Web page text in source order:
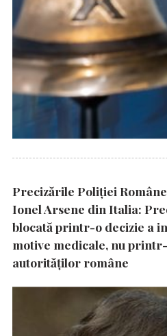
Precizările Poliţiei
Ionel Arsene din Italia:
blocată printr-o decizie a
motive medicale, nu
autorităţilor române